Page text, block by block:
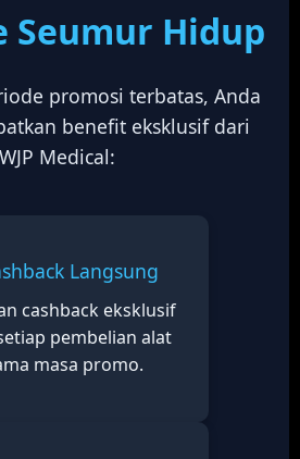
Seumur Hidup
promosi terbatas, Anda
benefit eksklusif dari
WJP Medical:
Langsung
cashback eksklusif
pembelian alat
masa promo.